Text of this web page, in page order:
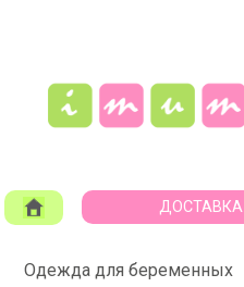
ДОСТАВКА
Одежда для беременных